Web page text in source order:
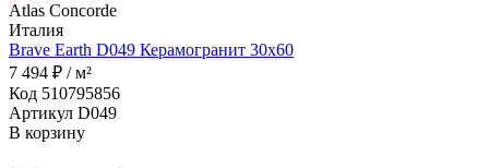
Atlas Concorde
Италия
Brave Earth D049 Керамогранит 30x60
7 494 ₽ / м²
Код 510795856
Артикул D049
В корзину